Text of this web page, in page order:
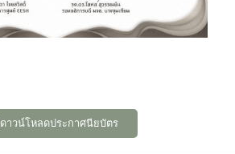
ดาวน์โหลดประกาศนียบัตร